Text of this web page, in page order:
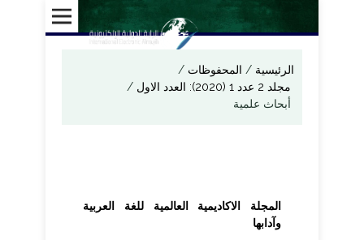
الرئيسية/ المحفوظات/
مجلد 2 عدد 1 (2020): العدد الاول
/
أبحاث علمية
المجلة الاكاديمية العالمية للغة العربية
وآدابها